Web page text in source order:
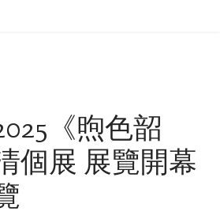
《煦色韶
個展 展覽開幕